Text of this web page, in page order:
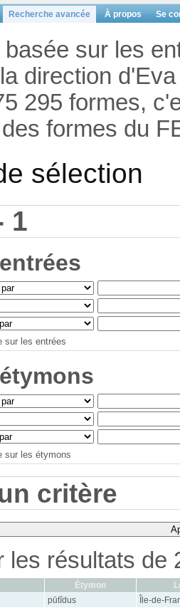
Recherche avancée À propos Se
basée sur les
direction
295 formes,
formes du
sélection
1
sur les entrées
sur les étymons
critère
les résultats de
Étymon
pūtĭdus
Île-de-